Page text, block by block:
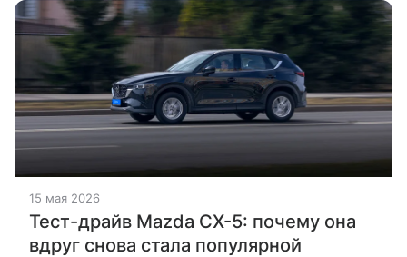
15 мая 2026
Тест-драйв Mazda CX-5: почему она
вдруг снова стала популярной